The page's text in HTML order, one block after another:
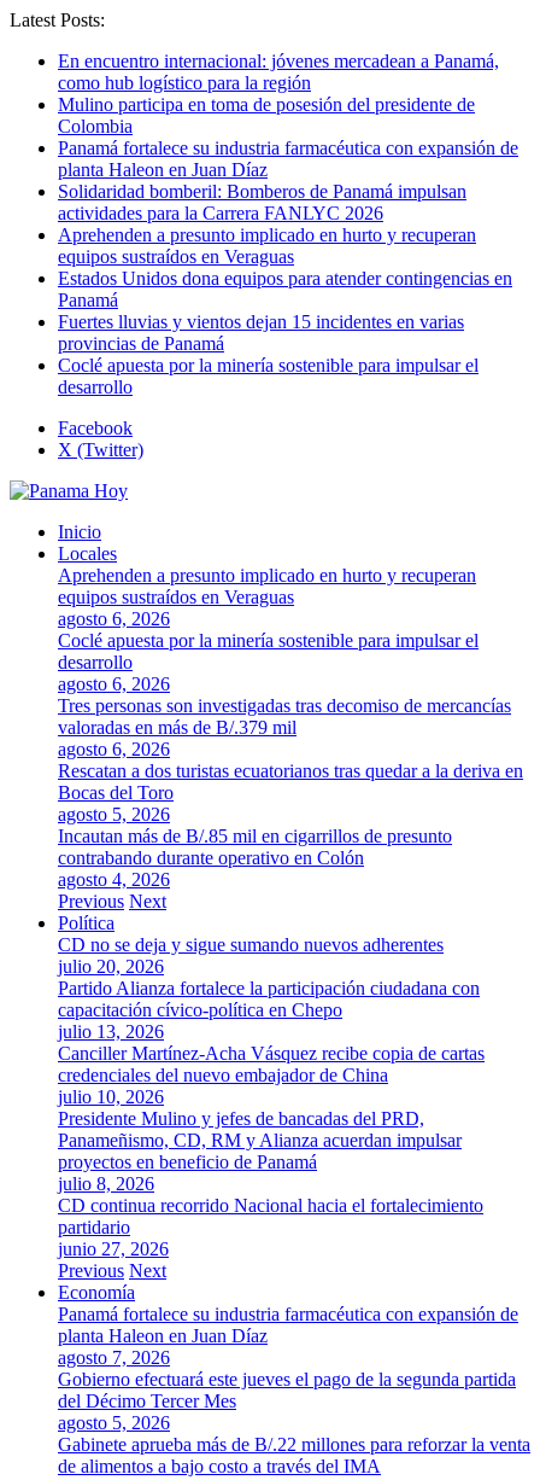
Latest Posts:
En encuentro internacional: jóvenes mercadean a Panamá,
como hub logístico para la región
Mulino participa en toma de posesión del presidente de
Colombia
Panamá fortalece su industria farmacéutica con expansión de
planta Haleon en Juan Díaz
Solidaridad bomberil: Bomberos de Panamá impulsan
actividades para la Carrera FANLYC 2026
Aprehenden a presunto implicado en hurto y recuperan
equipos sustraídos en Veraguas
Estados Unidos dona equipos para atender contingencias en
Panamá
Fuertes lluvias y vientos dejan 15 incidentes en varias
provincias de Panamá
Coclé apuesta por la minería sostenible para impulsar el
desarrollo
Facebook
X (Twitter)
Inicio
Locales
Aprehenden a presunto implicado en hurto y recuperan
equipos sustraídos en Veraguas
agosto 6, 2026
Coclé apuesta por la minería sostenible para impulsar el
desarrollo
agosto 6, 2026
Tres personas son investigadas tras decomiso de mercancías
valoradas en más de B/.379 mil
agosto 6, 2026
Rescatan a dos turistas ecuatorianos tras quedar a la deriva en
Bocas del Toro
agosto 5, 2026
Incautan más de B/.85 mil en cigarrillos de presunto
contrabando durante operativo en Colón
agosto 4, 2026
Previous Next
Política
CD no se deja y sigue sumando nuevos adherentes
julio 20, 2026
Partido Alianza fortalece la participación ciudadana con
capacitación cívico-política en Chepo
julio 13, 2026
Canciller Martínez-Acha Vásquez recibe copia de cartas
credenciales del nuevo embajador de China
julio 10, 2026
Presidente Mulino y jefes de bancadas del PRD,
Panameñismo, CD, RM y Alianza acuerdan impulsar
proyectos en beneficio de Panamá
julio 8, 2026
CD continua recorrido Nacional hacia el fortalecimiento
partidario
junio 27, 2026
Previous Next
Economía
Panamá fortalece su industria farmacéutica con expansión de
planta Haleon en Juan Díaz
agosto 7, 2026
Gobierno efectuará este jueves el pago de la segunda partida
del Décimo Tercer Mes
agosto 5, 2026
Gabinete aprueba más de B/.22 millones para reforzar la venta
de alimentos a bajo costo a través del IMA